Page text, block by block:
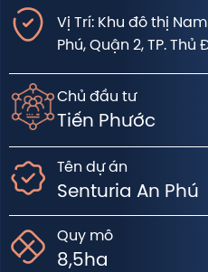
Vị Trí: Khu đô thị
Phú, Quận 2, TP. Thủ
Chủ đầu tư
Tiến Phước
Tên dự án
Senturia An Phú
Quy mô
8,5ha